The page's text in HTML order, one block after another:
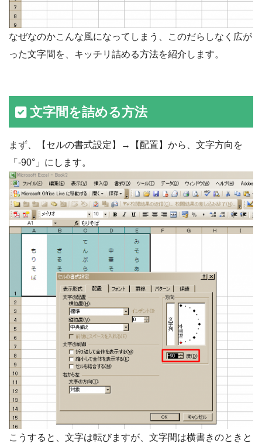
なぜなのかこんな風になってしまう、このだらしなく広が
った文字間を、キッチリ詰める方法を紹介します。
文字間を詰める方法
まず、【セルの書式設定】→【配置】から、文字方向を
「-90°」にします。
こうすると、文字は転びますが、文字間は横書きのときと